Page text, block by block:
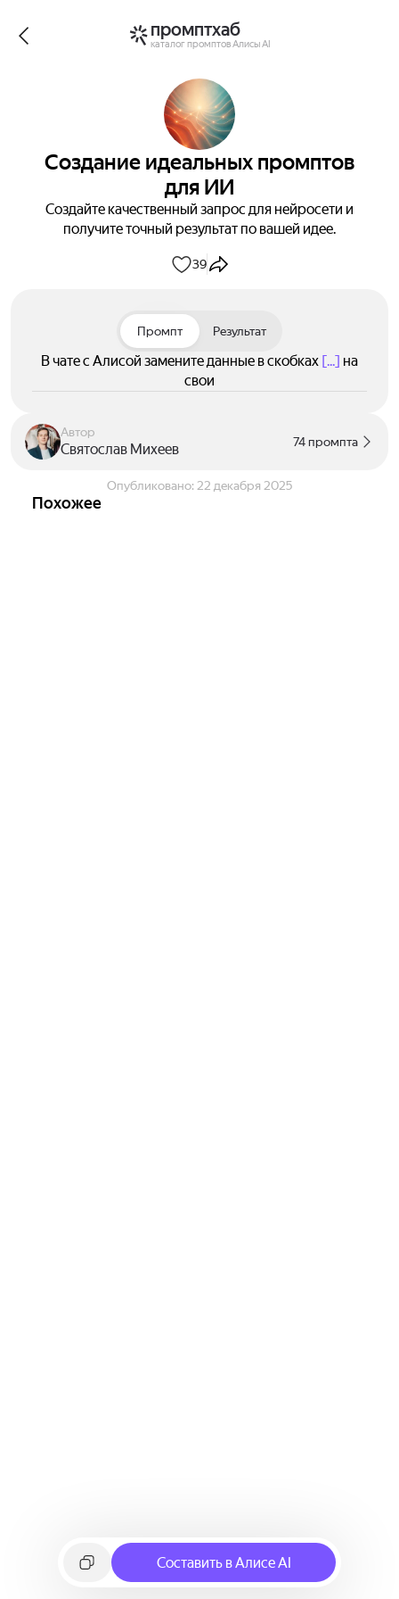
промптхаб
каталог промптов Алисы AI
Создание идеальных промптов
для ИИ
Создайте качественный запрос для нейросети и
получите точный результат по вашей идее.
39
Промпт Результат
В чате с Алисой замените данные в скобках [...] на
свои
Автор
Святослав Михеев 74 промпта
Опубликовано: 22 декабря 2025
Похожее
Составить в Алисе AI